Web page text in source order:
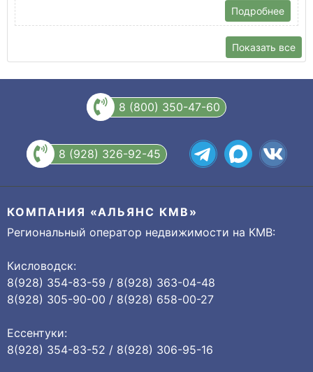
Подробнее
Показать все
8 (800) 350-47-60
8 (928) 326-92-45
КОМПАНИЯ «АЛЬЯНС КМВ»
Региональный оператор недвижимости на КМВ:
Кисловодск:
8(928) 354-83-59 / 8(928) 363-04-48
8(928) 305-90-00 / 8(928) 658-00-27
Ессентуки:
8(928) 354-83-52 / 8(928) 306-95-16